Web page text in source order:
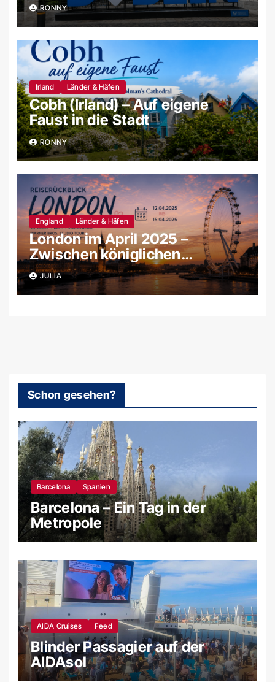
RONNY
Irland Länder & Häfen
Cobh (Irland) – Auf eigene
Faust in die Stadt
RONNY
England Länder & Häfen
London im April 2025 –
Zwischen königlichen
Schlössern, magischen
Filmkulissen und uralten
Steinkreisen
JULIA
Schon gesehen?
Barcelona Spanien
Barcelona – Ein Tag in der
Metropole
AIDA Cruises Feed
Blinder Passagier auf der
AIDAsol